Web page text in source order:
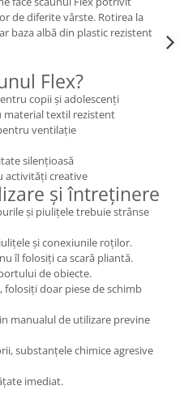
de diferite vârste. Rotirea la
baza albă din plastic rezistent
Flex?
copii și adolescenți
material textil rezistent
ventilație
silențioasă
activități creative
și întreținere
și piulițele trebuie strânse
și conexiunile roților.
îl folosiți ca scară pliantă.
de obiecte.
folosiți doar piese de schimb
manualul de utilizare previne
substanțele chimice agresive
imediat.